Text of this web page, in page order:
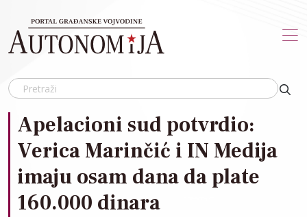
Apelacioni sud potvrdio:
Verica Marinčić i IN Medija
imaju osam dana da plate
160.000 dinara